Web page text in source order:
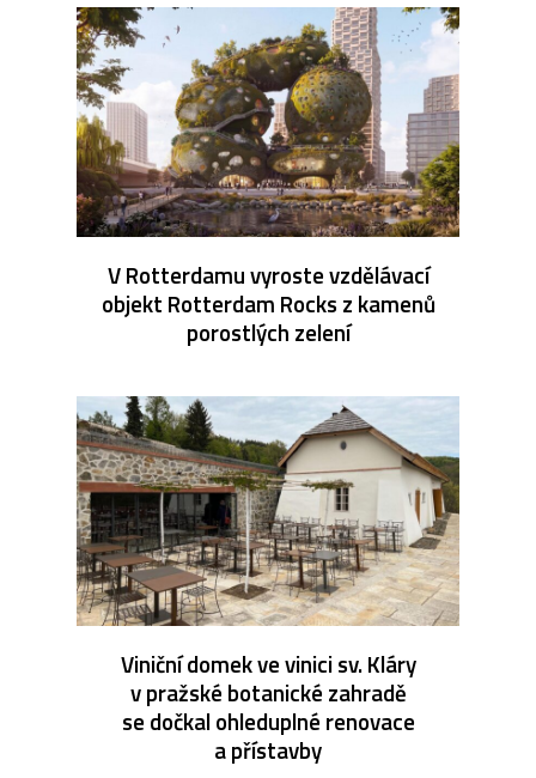
V Rotterdamu vyroste vzdělávací
objekt Rotterdam Rocks z kamenů
porostlých zelení
Viniční domek ve vinici sv. Kláry
v pražské botanické zahradě
se dočkal ohleduplné renovace
a přístavby